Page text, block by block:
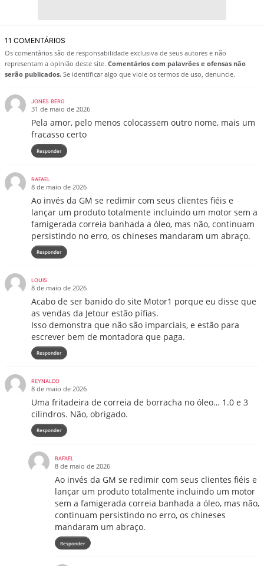
11 COMENTÁRIOS
Os comentários são de responsabilidade exclusiva de seus autores e não
representam a opinião deste site. Comentários com palavrões e ofensas não
serão publicados. Se identificar algo que viole os termos de uso, denuncie.
JONES BERG
31 de maio de 2026
Pela amor, pelo menos colocassem outro nome, mais um
fracasso certo
Responder
RAFAEL
8 de maio de 2026
Ao invés da GM se redimir com seus clientes fiéis e
lançar um produto totalmente incluindo um motor sem a
famigerada correia banhada a óleo, mas não, continuam
persistindo no erro, os chineses mandaram um abraço.
Responder
LOUIS
8 de maio de 2026
Acabo de ser banido do site Motor1 porque eu disse que
as vendas da Jetour estão pífias.
Isso demonstra que não são imparciais, e estão para
escrever bem de montadora que paga.
Responder
REYNALDO
8 de maio de 2026
Uma fritadeira de correia de borracha no óleo… 1.0 e 3
cilindros. Não, obrigado.
Responder
RAFAEL
8 de maio de 2026
Ao invés da GM se redimir com seus clientes fiéis e
lançar um produto totalmente incluindo um motor
sem a famigerada correia banhada a óleo, mas não,
continuam persistindo no erro, os chineses
mandaram um abraço.
Responder